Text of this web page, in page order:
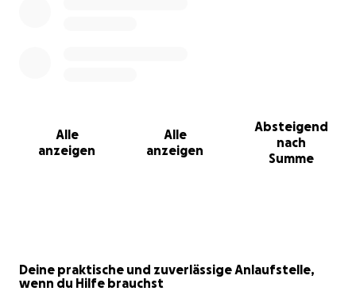
Alle
anzeigen
Alle
anzeigen
Absteigend
nach
Summe
Deine praktische und zuverlässige Anlaufstelle,
wenn du Hilfe brauchst